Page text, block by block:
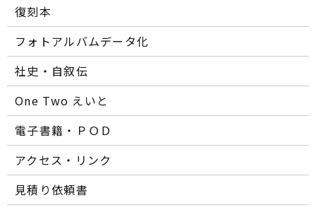
復刻本
フォトアルバムデータ化
社史・自叙伝
One Two えいと
電子書籍・ＰＯＤ
アクセス・リンク
見積り依頼書